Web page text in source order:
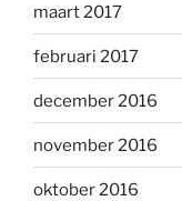
maart 2017
februari 2017
december 2016
november 2016
oktober 2016